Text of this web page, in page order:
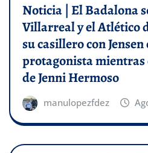
Noticia | El Badalona
Villarreal y el Atlético
su casillero con Jensen
protagonista mientras
de Jenni Hermoso
manulopezfdez